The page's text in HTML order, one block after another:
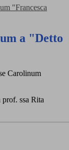
"Francesca
a "Detto
Carolinum
ssa Rita